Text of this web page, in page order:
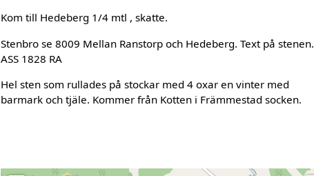
Kom till Hedeberg 1/4 mtl , skatte.
Stenbro se 8009 Mellan Ranstorp och Hedeberg. Text på stenen.
ASS 1828 RA
Hel sten som rullades på stockar med 4 oxar en vinter med
barmark och tjäle. Kommer från Kotten i Främmestad socken.